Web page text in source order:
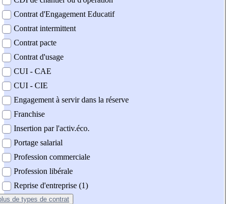
Contrat d'Engagement Educatif
Contrat intermittent
Contrat pacte
Contrat d'usage
CUI - CAE
CUI - CIE
Engagement à servir dans la réserve
Franchise
Insertion par l'activ.éco.
Portage salarial
Profession commerciale
Profession libérale
Reprise d'entreprise (1)
de types de contrat